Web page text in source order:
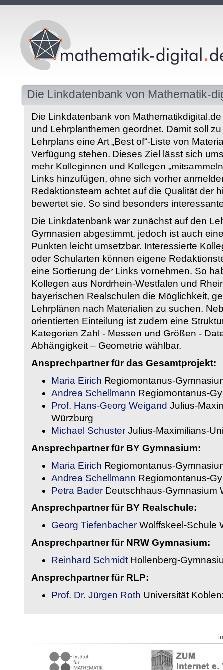
Die Linkdatenbank von Mathematik-
Die Linkdatenbank von
und Lehrplanthemen geordnet. Damit soll
Lehrplans eine Art „Best of“-Liste von
Verfügung stehen. Dieses Ziel lässt sich
mehr Kolleginnen und Kollegen
Links hinzufügen, ohne sich vorher
Redaktionsteam achtet auf die Qualität der
bewertet sie. So sind besonders
Die Linkdatenbank war zunächst auf den
Gymnasien abgestimmt, jedoch ist auch
Punkten leicht umsetzbar. Interessierte
oder Schularten können eigene
eine Sortierung der Links vornehmen. So
Kollegen aus Nordrhein-Westfalen und
bayerischen Realschulen die Möglichkeit,
Lehrplänen nach Materialien zu suchen.
orientierten Einteilung ist zudem eine
Kategorien Zahl - Messen und Größen -
Abhängigkeit – Geometrie wählbar.
Ansprechpartner für das Gesamtprojekt:
Maria Eirich Regiomontanus-
Andrea Schellmann Regiomontanus-
Prof. Hans-Georg Weigand Julius-
Würzburg
Michael Schuster Julius-Maximilians-
Ansprechpartner für BY Gymnasium:
Maria Eirich Regiomontanus-
Andrea Schellmann Regiomontanus-
Petra Bader Deutschhaus-Gymnasium
Ansprechpartner für BY Realschule:
Georg Tiefenbacher Wolffskeel-Schule
Ansprechpartner für NRW Gymnasium:
Reinhard Schmidt Hollenberg-
Ansprechpartner für RLP:
Prof. Dr. Jürgen Roth Universität